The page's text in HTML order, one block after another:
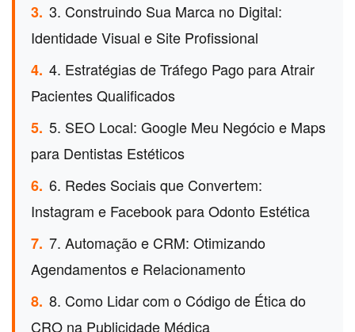
3. 3. Construindo Sua Marca no Digital:
Identidade Visual e Site Profissional
4. 4. Estratégias de Tráfego Pago para Atrair
Pacientes Qualificados
5. 5. SEO Local: Google Meu Negócio e Maps
para Dentistas Estéticos
6. 6. Redes Sociais que Convertem:
Instagram e Facebook para Odonto Estética
7. 7. Automação e CRM: Otimizando
Agendamentos e Relacionamento
8. 8. Como Lidar com o Código de Ética do
CRO na Publicidade Médica